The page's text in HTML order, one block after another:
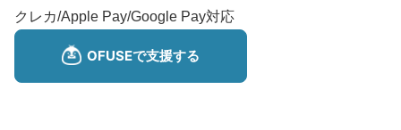
クレカ/Apple Pay/Google Pay対応